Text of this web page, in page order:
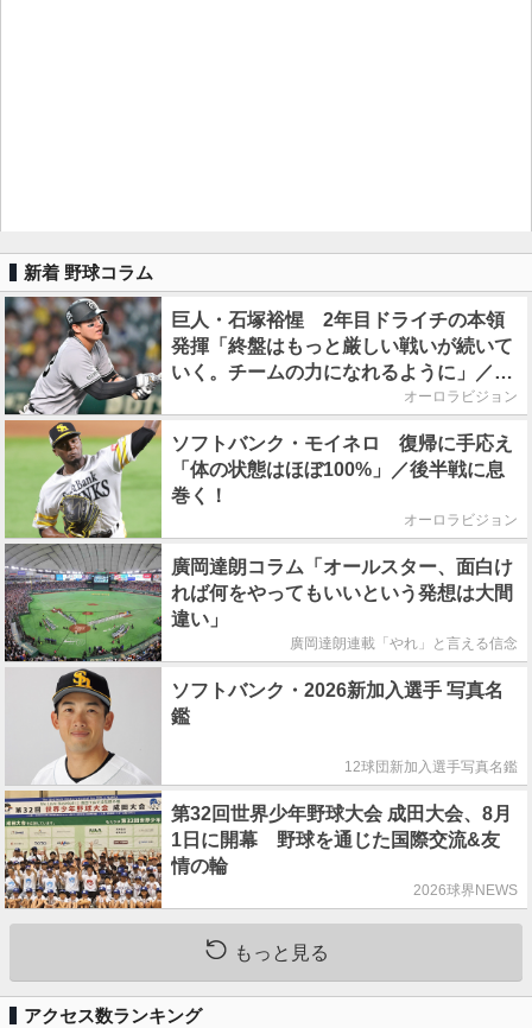
新着 野球コラム
巨人・石塚裕惺 2年目ドライチの本領
発揮「終盤はもっと厳しい戦いが続いて
いく。チームの力になれるように」／後
オーロラビジョン
ソフトバンク・モイネロ 復帰に手応え
「体の状態はほぼ100%」／後半戦に息
巻く！
オーロラビジョン
廣岡達朗コラム「オールスター、面白け
れば何をやってもいいという発想は大間
違い」
廣岡達朗連載「やれ」と言える信念
ソフトバンク・2026新加入選手 写真名
鑑
12球団新加入選手写真名鑑
第32回世界少年野球大会 成田大会、8月
1日に開幕 野球を通じた国際交流&友
情の輪
2026球界NEWS
もっと見る
アクセス数ランキング